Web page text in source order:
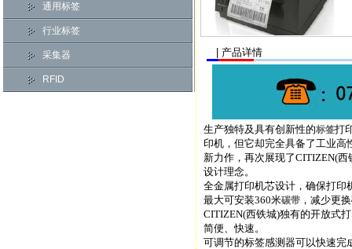
通用标签
行业标签
采集器
RFID
| 产品详情
生产独特及具有创新性的标签打
印机，但它却完全具备了工业高
新力作，再次展现了CITIZEN(
设计理念。
全金属打印机芯设计，确保打印
最大可安装360米碳带 ，减少更
CITIZEN(西铁城)独有的开放式
简便、快速。
可调节的标签感测器可以快速完